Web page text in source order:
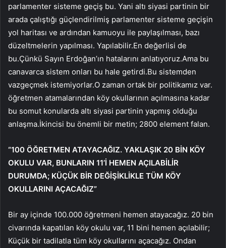
parlamenter sisteme geçiş bu. Yani altı siyasi partinin bir
arada çalıştığı güçlendirilmiş parlamenter sisteme geçişin
yol haritası ve ardından kamuoyu ile paylaşılması, bazı
düzeltmelerin yapılması. Yapılabilir.En değerlisi de
bu.Çünkü Sayın Erdoğan’ın hatalarını anlatıyoruz.Ama bu
canavarca sistem onları bu hale getirdi.Bu sistemden
vazgeçmek istemiyorlar.O zaman ortak bir politikamız var.
öğretmen atamalarından köy okullarının açılmasına kadar
bu somut konularda altı siyasi partinin yapmış olduğu
anlaşma.İkincisi bu önemli bir metin; 2800 element falan.
“100 ÖĞRETMEN ATAYACAĞIZ. YAKLAŞIK 20 BİN KÖY
OKULU VAR, BUNLARIN 11’İ HEMEN AÇILABİLİR
DURUMDA; KÜÇÜK BİR DEĞİŞİKLİKLE TÜM KÖY
OKULLARINI AÇACAĞIZ”
Bir ay içinde 100.000 öğretmeni hemen atayacağız. 20 bin
civarında kapatılan köy okulu var, 11 bini hemen açılabilir;
Küçük bir tadilatla tüm köy okullarını açacağız. Ondan